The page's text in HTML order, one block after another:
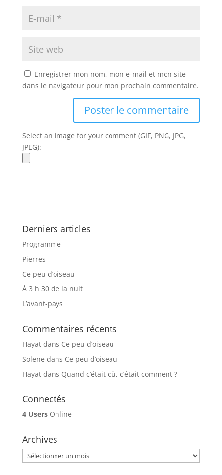
Enregistrer mon nom, mon e-mail et mon site
dans le navigateur pour mon prochain commentaire.
Select an image for your comment (GIF, PNG, JPG,
JPEG):
Derniers articles
Programme
Pierres
Ce peu d’oiseau
À 3 h 30 de la nuit
L’avant-pays
Commentaires récents
Hayatdans Ce peu d’oiseau
Solene dans Ce peu d’oiseau
Hayatdans Quand c’était où, c’était comment ?
Connectés
4 UsersOnline
Archives
Archives